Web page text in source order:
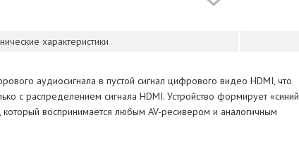
характеристики
аудиосигнала в пустой сигнал цифрового видео HDMI, что
с распределением сигнала HDMI. Устройство формирует «синий
воспринимается любым AV-ресивером и аналогичным